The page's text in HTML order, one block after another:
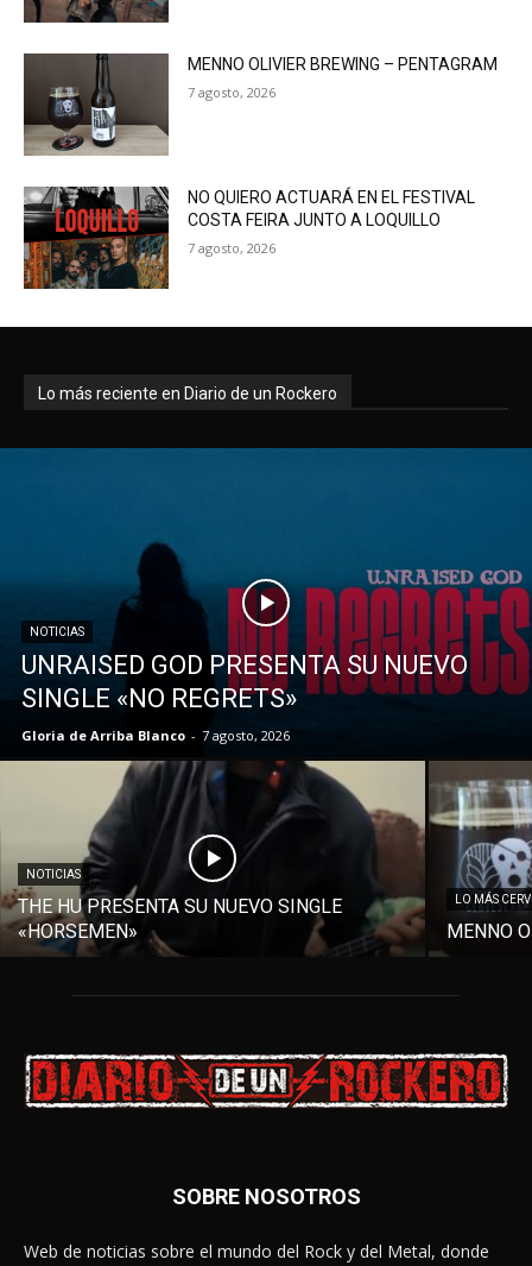
MENNO OLIVIER BREWING – PENTAGRAM
7 agosto, 2026
NO QUIERO ACTUARÁ EN EL FESTIVAL
COSTA FEIRA JUNTO A LOQUILLO
7 agosto, 2026
Lo más reciente en Diario de un Rockero
NOTICIAS
UNRAISED GOD PRESENTA SU NUEVO
SINGLE «NO REGRETS»
Gloria de Arriba Blanco - 7 agosto, 2026
NOTICIAS
THE HU PRESENTA SU NUEVO SINGLE
«HORSEMEN»
LO MÁS
MENNO
SOBRE NOSOTROS
Web de noticias sobre el mundo del Rock y del Metal, donde